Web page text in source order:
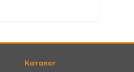
Каталог